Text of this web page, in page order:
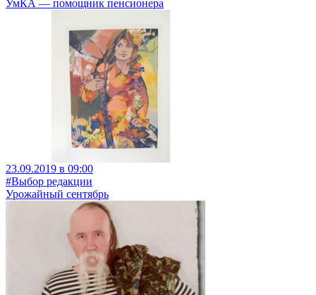
УмКА — помощник пенсионера
23.09.2019 в 09:00
#Выбор редакции
Урожайный сентябрь